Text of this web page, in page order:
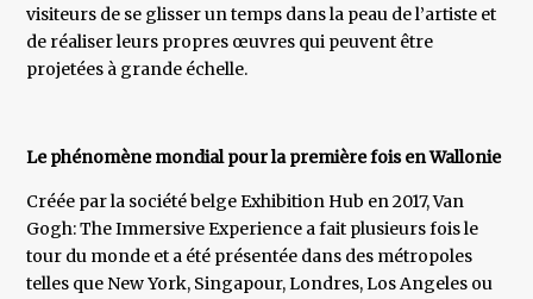
visiteurs de se glisser un temps dans la peau de l’artiste et
de réaliser leurs propres œuvres qui peuvent être
projetées à grande échelle.
Le phénomène mondial pour la première fois en Wallonie
Créée par la société belge Exhibition Hub en 2017, Van
Gogh: The Immersive Experience a fait plusieurs fois le
tour du monde et a été présentée dans des métropoles
telles que New York, Singapour, Londres, Los Angeles ou